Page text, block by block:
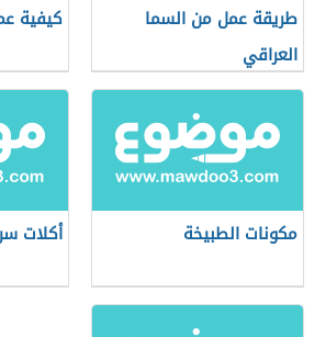
طريقة عمل من السما
العراقي
كيفية
مكونات الطبيخة أكلات